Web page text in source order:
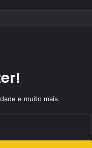
e muito mais.